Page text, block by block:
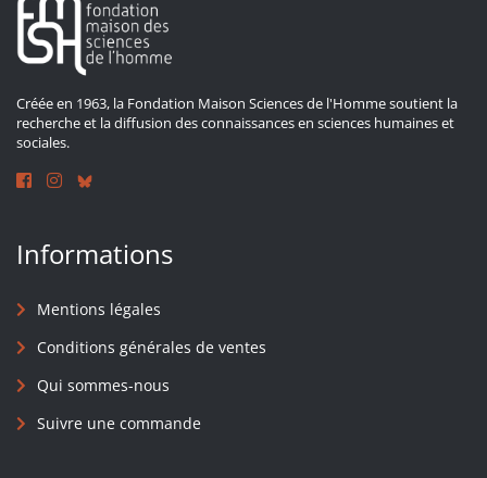
Créée en 1963, la Fondation Maison Sciences de l'Homme soutient la
recherche et la diffusion des connaissances en sciences humaines et
sociales.
Informations
Mentions légales
Conditions générales de ventes
Qui sommes-nous
Suivre une commande